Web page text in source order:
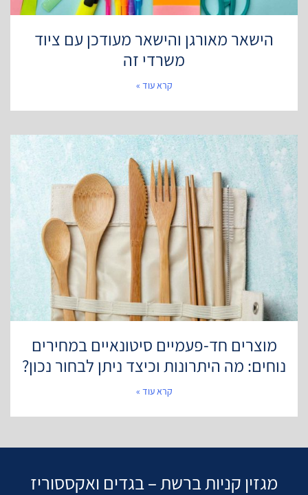
הישאר מאורגן והישאר מעודכן עם ציוד
משרדי זה
קרא עוד »
מוצרים חד-פעמיים סיטונאיים במחירים
נוחים: מה היתרונות וכיצד ניתן לבחור נכון?
קרא עוד »
מגזין קניות ברשת – בגדים ואקססוריז